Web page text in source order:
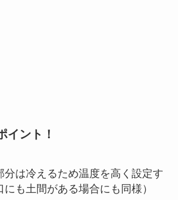
イント！
分は冷えるため温度を高く設定す
にも土間がある場合にも同様）